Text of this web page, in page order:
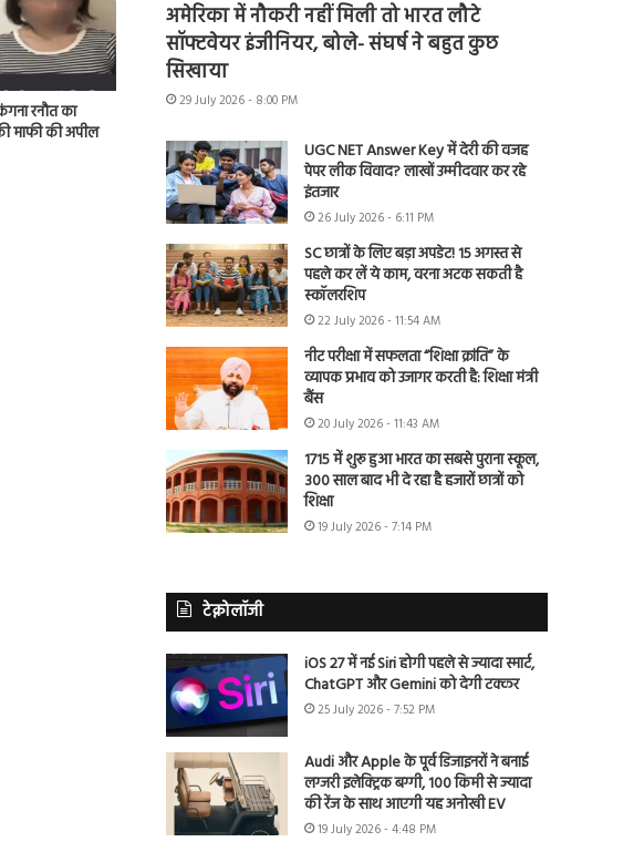
रनौत का
माफी की अपील
अमेरिका में नौकरी नहीं मिली तो भारत लौटे
सॉफ्टवेयर इंजीनियर, बोले- संघर्ष ने बहुत कुछ
सिखाया
29 July 2026 - 8:00 PM
UGC NET Answer Key में देरी की वजह
पेपर लीक विवाद? लाखों उम्मीदवार कर रहे
इंतजार
26 July 2026 - 6:11 PM
SC छात्रों के लिए बड़ा अपडेट! 15 अगस्त से
पहले कर लें ये काम, वरना अटक सकती है
स्कॉलरशिप
22 July 2026 - 11:54 AM
नीट परीक्षा में सफलता “शिक्षा क्रांति” के
व्यापक प्रभाव को उजागर करती है: शिक्षा मंत्री
बैंस
20 July 2026 - 11:43 AM
1715 में शुरू हुआ भारत का सबसे पुराना स्कूल,
300 साल बाद भी दे रहा है हजारों छात्रों को
शिक्षा
19 July 2026 - 7:14 PM
टेक्नोलॉजी
iOS 27 में नई Siri होगी पहले से ज्यादा स्मार्ट,
ChatGPT और Gemini को देगी टक्कर
25 July 2026 - 7:52 PM
Audi और Apple के पूर्व डिजाइनरों ने बनाई
लग्जरी इलेक्ट्रिक बग्गी, 100 किमी से ज्यादा
की रेंज के साथ आएगी यह अनोखी EV
19 July 2026 - 4:48 PM